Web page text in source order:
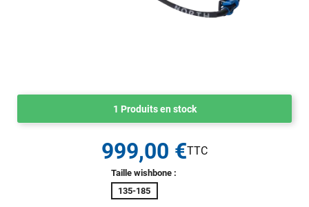
1 Produits en stock
Taille wishbone :
135-185
999,00 €